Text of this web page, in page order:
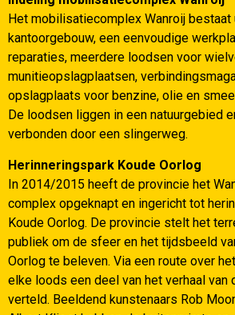
Het mobilisatiecomplex Wanroij bestaat
kantoorgebouw, een eenvoudige
reparaties, meerdere loodsen voor
munitieopslagplaatsen,
opslagplaats voor benzine, olie en
De loodsen liggen in een natuurgebied
verbonden door een slingerweg.
Herinneringspark Koude Oorlog
In 2014/2015 heeft de provincie het
complex opgeknapt en ingericht tot
Koude Oorlog. De provincie stelt het
publiek om de sfeer en het tijdsbeeld
Oorlog te beleven. Via een route over
elke loods een deel van het verhaal van
verteld. Beeldend kunstenaars Rob